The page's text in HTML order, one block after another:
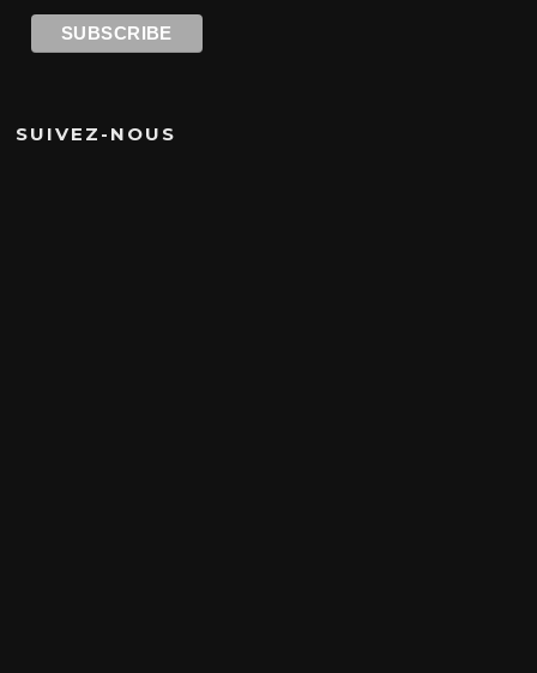
SUIVEZ-NOUS